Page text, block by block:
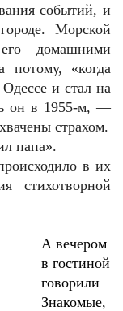
событий, и
Морской
домашними
«когда
и стал на
он в 1955-м, —
страхом.
папа».
в их
стихотворной
А вечером
в гостиной
говорили
Знакомые,